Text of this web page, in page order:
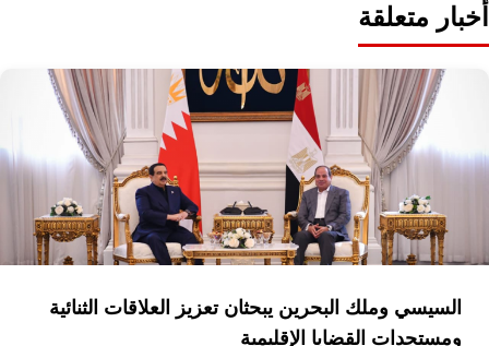
أخبار متعلقة
السيسي وملك البحرين يبحثان تعزيز العلاقات الثنائية
ومستجدات القضايا الإقليمية